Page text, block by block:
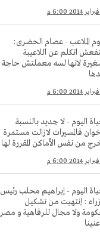
الملاعب - عصام الحضرى:
اتكلم عن اللاعيبة
لانها لسه معملتش حاجة
اليوم - لا جديد بالنسبة
فالمسيرات لازالت مستمرة
من نفس الأماكن المقررة لها
اليوم - إبراهيم محلب رئيس
: إنتهيت من تشكيل
ولا مجال للرفاهية و مصر